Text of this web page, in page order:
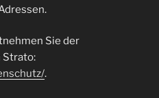
Sie der
Strato:
.